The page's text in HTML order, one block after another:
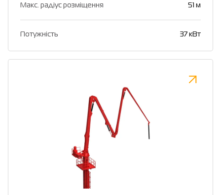
Макс. радіус розміщення 51 м
Потужність 37 кВт